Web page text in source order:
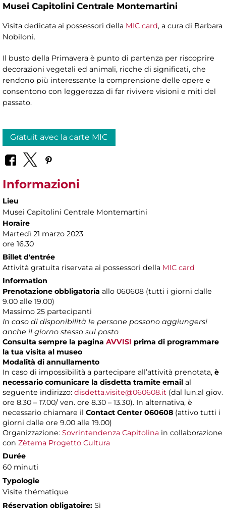
Musei Capitolini Centrale Montemartini
Visita dedicata ai possessori della MIC card, a cura di Barbara
Nobiloni.
Il busto della Primavera è punto di partenza per riscoprire
decorazioni vegetali ed animali, ricche di significati, che
rendono più interessante la comprensione delle opere e
consentono con leggerezza di far rivivere visioni e miti del
passato.
Gratuit avec la carte MIC
Informazioni
Lieu
Musei Capitolini Centrale Montemartini
Horaire
Martedì 21 marzo 2023
ore 16.30
Billet d'entrée
Attività gratuita riservata ai possessori della MIC card
Information
Prenotazione obbligatoria allo 060608 (tutti i giorni dalle
9.00 alle 19.00)
Massimo 25 partecipanti
In caso di disponibilità le persone possono aggiungersi
anche il giorno stesso sul posto
Consulta sempre la pagina AVVISI prima di programmare
la tua visita al museo
Modalità di annullamento
In caso di impossibilità a partecipare all’attività prenotata, è
necessario comunicare la disdetta tramite email al
seguente indirizzo: disdetta.visite@060608.it (dal lun.al giov.
ore 8.30 – 17.00/ ven. ore 8.30 – 13.30). In alternativa, è
necessario chiamare il Contact Center 060608 (attivo tutti i
giorni dalle ore 9.00 alle 19.00)
Organizzazione: Sovrintendenza Capitolina in collaborazione
con Zètema Progetto Cultura
Durée
60 minuti
Typologie
Visite thématique
Réservation obligatoire: Sì